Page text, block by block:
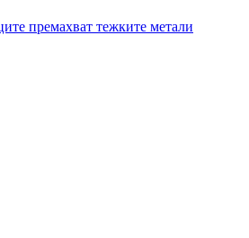
премахват тежките метали